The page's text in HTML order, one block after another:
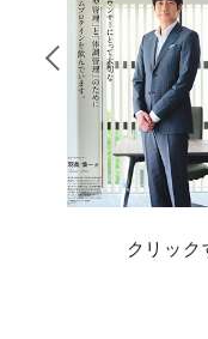
クリッ